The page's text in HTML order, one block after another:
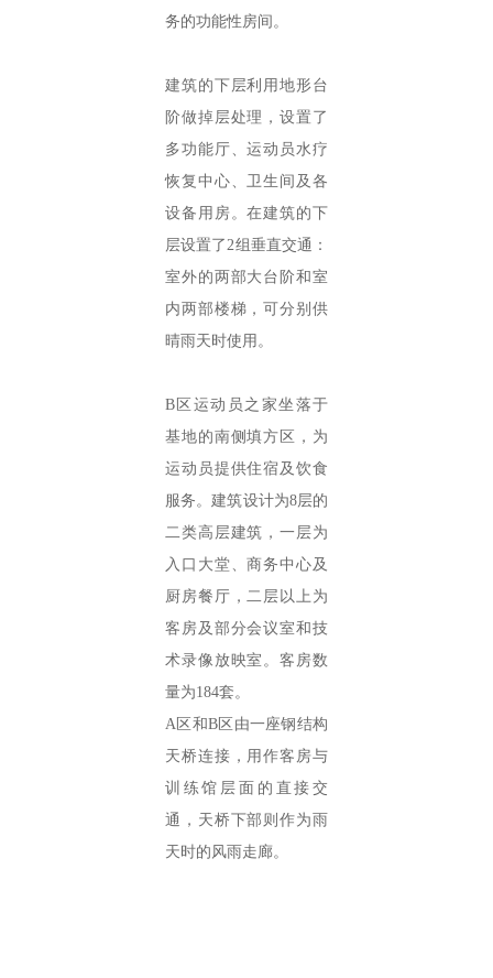
务的功能性房间。
建筑的下层利用地形台
阶做掉层处理，设置了
多功能厅、运动员水疗
恢复中心、卫生间及各
设备用房。在建筑的下
层设置了2组垂直交通：
室外的两部大台阶和室
内两部楼梯，可分别供
晴雨天时使用。
B区运动员之家坐落于
基地的南侧填方区，为
运动员提供住宿及饮食
服务。建筑设计为8层的
二类高层建筑，一层为
入口大堂、商务中心及
厨房餐厅，二层以上为
客房及部分会议室和技
术录像放映室。客房数
量为184套。
A区和B区由一座钢结构
天桥连接，用作客房与
训练馆层面的直接交
通，天桥下部则作为雨
天时的风雨走廊。